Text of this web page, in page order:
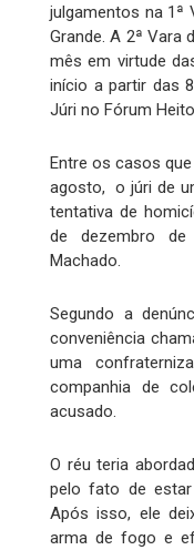
julgamentos na 1ª
Grande. A 2ª Vara
mês em virtude
início a partir das
Júri no Fórum
Entre os casos
agosto, o júri de
tentativa de
de dezembro
Machado.
Segundo a
conveniência
uma
companhia de
acusado.
O réu teria
pelo fato de
Após isso, ele
arma de fogo e